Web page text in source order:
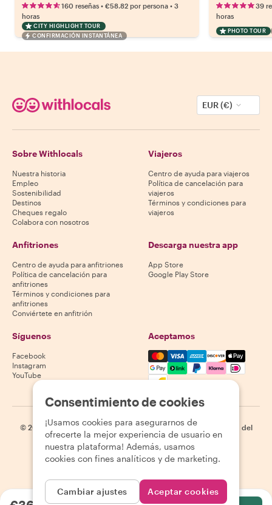
160 reseñas • €58.82 por persona • 3
horas
CITY HIGHLIGHT TOUR
CONFIRMACIÓN INSTANTÁNEA
39
horas
PHOTO TOUR
EUR (€)
Sobre Withlocals
Nuestra historia
Empleo
Sostenibilidad
Destinos
Cheques regalo
Colabora con nosotros
Viajeros
Centro de ayuda para viajeros
Política de cancelación para
viajeros
Términos y condiciones para
viajeros
Anfitriones
Centro de ayuda para anfitriones
Política de cancelación para
anfitriones
Términos y condiciones para
anfitriones
Conviértete en anfitrión
Descarga nuestra app
App Store
Google Play Store
Síguenos
Facebook
Instagram
YouTube
Aceptamos
Mastercard, Visa, Amex,
© 2026 Withlocals.com | Política de privacidad | Cookies
Mapa del
sitio
Consentimiento de cookies
¡Usamos cookies para asegurarnos de
ofrecerte la mejor experiencia de usuario en
nuestra plataforma! Además, usamos
cookies con fines analíticos y de marketing.
Cambiar ajustes Aceptar cookies